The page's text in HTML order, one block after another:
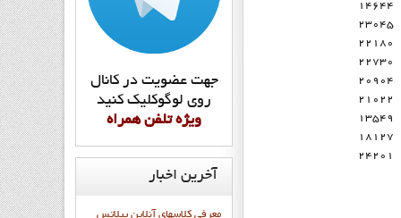
14644
23045
22180
22730
20904
21022
13549
18127
24201
جهت عضويت در کانال
روي لوگوکليک کنيد
ويژه تلفن همراه
آخرین اخبار
معرفی کلاسهای آنلاین پیلاتس